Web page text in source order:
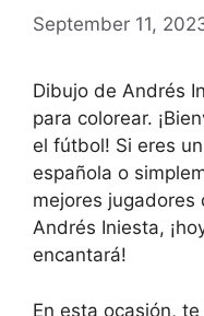
September 11,
Dibujo de Andrés
para colorear.
el fútbol! Si eres
española o
mejores
Andrés Iniesta,
encantará!
En esta ocasión,